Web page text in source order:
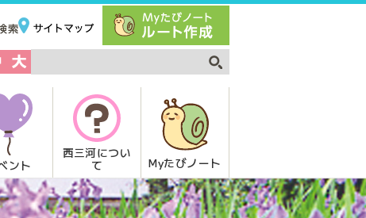
ント
西三河につい
て
Myたびノート